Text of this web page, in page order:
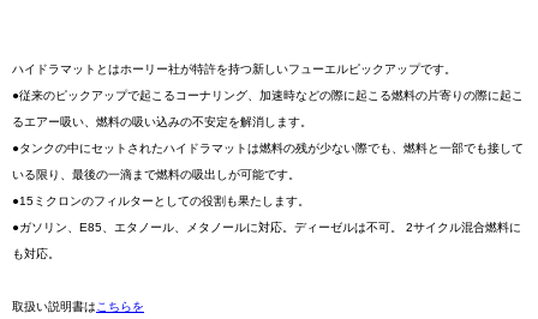
ハイドラマットとはホーリー社が特許を持つ新しいフューエルピックアップです。
●従来のピックアップで起こるコーナリング、加速時などの際に起こる燃料の片寄りの際に起こ
るエアー吸い、燃料の吸い込みの不安定を解消します。
●タンクの中にセットされたハイドラマットは燃料の残が少ない際でも、燃料と一部でも接して
いる限り、最後の一滴まで燃料の吸出しが可能です。
●15ミクロンのフィルターとしての役割も果たします。
●ガソリン、E85、エタノール、メタノールに対応。ディーゼルは不可。 2サイクル混合燃料に
も対応。
取扱い説明書はこちらを